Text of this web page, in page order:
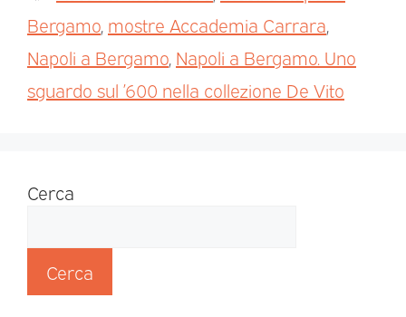
Bergamo mostre Accademia Carrara
Napoli a Bergamo Napoli a Bergamo. Uno
sguardo sul ’600 nella collezione De Vito
Cerca
Cerca